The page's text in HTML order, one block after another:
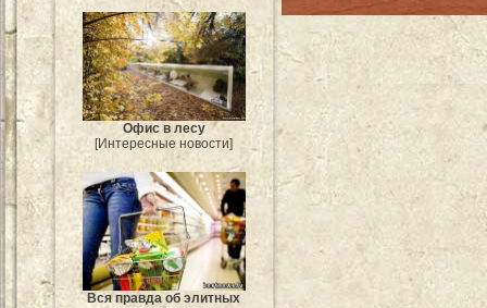
Офис в лесу
[Интересные новости]
Вся правда об элитных